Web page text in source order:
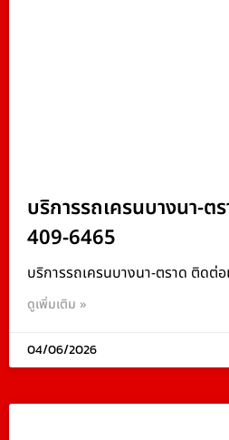
บริการรถเครนบางนา-ต
409-6465
บริการรถเครนบางนา-ตราด ติดต่อ
ดูเพิ่มเติม »
04/06/2026